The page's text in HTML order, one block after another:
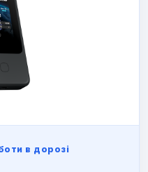
в дорозі